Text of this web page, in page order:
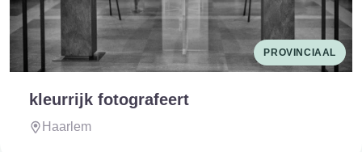
PROVINCIAAL
kleurrijk fotografeert
Haarlem